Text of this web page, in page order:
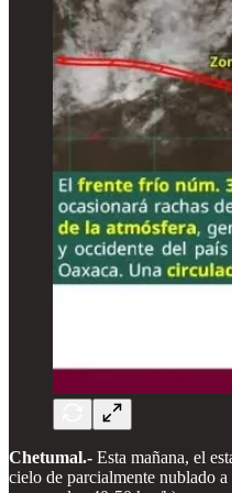
Chetumal.- Esta mañana, el
cielo de parcialmente nublado